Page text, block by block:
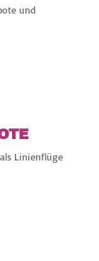
und
Linienflüge